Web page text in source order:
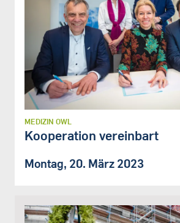
MEDIZIN OWL
Kooperation vereinbart
Montag, 20. März 2023